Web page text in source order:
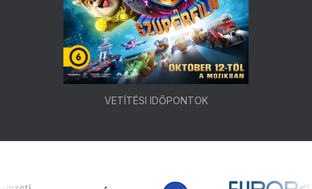
VETÍTÉSI IDŐPONTOK